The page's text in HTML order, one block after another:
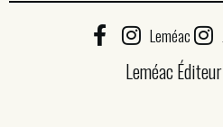
Leméac
Leméac